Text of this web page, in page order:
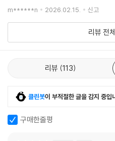
092. 조언
099. 설득
m******n 2026.02.15. 신고
리뷰 전
리뷰 113
클린봇이 부적절한 글을 감지 중입
구매한줄평